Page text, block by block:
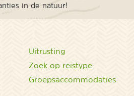
in de natuur!
Uitrusting
Zoek op reistype
Groepsaccommodaties